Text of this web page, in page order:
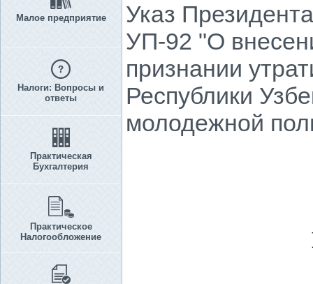
Малое предприятие
Налоги: Вопросы и
ответы
Практическая
Бухгалтерия
Практическое
Налогообложение
Указ
УП-92 "О
признании
Республики
молодежной